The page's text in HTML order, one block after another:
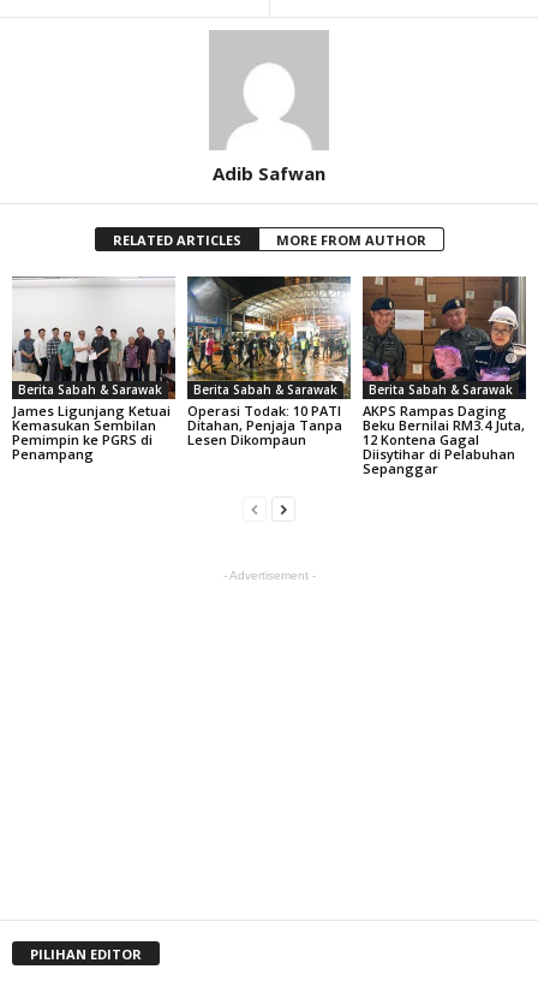
Adib Safwan
RELATED ARTICLES MORE FROM AUTHOR
Berita Sabah & Sarawak
James Ligunjang Ketuai
Kemasukan Sembilan
Pemimpin ke PGRS di
Penampang
Berita Sabah & Sarawak
Operasi Todak: 10 PATI
Ditahan, Penjaja Tanpa
Lesen Dikompaun
Berita Sabah & Sarawak
AKPS Rampas Daging
Beku Bernilai RM3.4 Juta,
12 Kontena Gagal
Diisytihar di Pelabuhan
Sepanggar
- Advertisement -
PILIHAN EDITOR